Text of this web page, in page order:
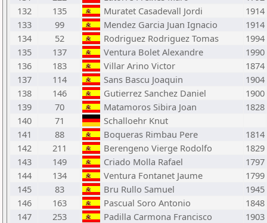
132
135 Muratet Casadevall Jordi
1914
133
99 Mendez Garcia Juan Ignacio
1914
134
52 Rodriguez Rodriguez Tomas
1994
135
137 Ventura Bolet Alexandre
1990
136
183 Villar Arino Victor
1874
137
114 Sans Bascu Joaquin
1904
138
146 Gutierrez Sanchez Daniel
1900
139
70 Matamoros Sibira Joan
1828
140
71
Schalloehr Knut
141
88 Boqueras Rimbau Pere
1814
142
211 Berengeno Vierge Rodolfo
1829
143
149 Criado Molla Rafael
1797
144
134 Ventura Fontanet Jaume
1799
145
83 Bru Rullo Samuel
1945
146
163 Pascual Soro Antonio
1848
147
253 Padilla Carmona Francisco
1903